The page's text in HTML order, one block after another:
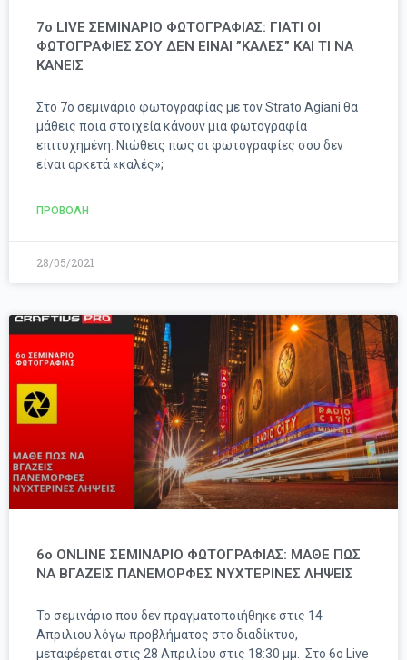
7ο LIVE ΣΕΜΙΝΑΡΙΟ ΦΩΤΟΓΡΑΦΙΑΣ: ΓΙΑΤΙ ΟΙ
ΦΩΤΟΓΡΑΦΙΕΣ ΣΟΥ ΔΕΝ ΕΙΝΑΙ ”ΚΑΛΕΣ” ΚΑΙ ΤΙ ΝΑ
ΚΑΝΕΙΣ
Στο 7ο σεμινάριο φωτογραφίας με τον Strato Agiani θα
μάθεις ποια στοιχεία κάνουν μια φωτογραφία
επιτυχημένη. Νιώθεις πως οι φωτογραφίες σου δεν
είναι αρκετά «καλές»;
ΠΡΟΒΟΛΗ
28/05/2021
6o ONLINE ΣΕΜΙΝΑΡΙΟ ΦΩΤΟΓΡΑΦΙΑΣ: ΜΑΘΕ ΠΩΣ
ΝΑ ΒΓΑΖΕΙΣ ΠΑΝΕΜΟΡΦΕΣ ΝΥΧΤΕΡΙΝΕΣ ΛΗΨΕΙΣ
Το σεμινάριο που δεν πραγματοποιήθηκε στις 14
Απριλιου λόγω προβλήματος στο διαδίκτυο,
μεταφέρεται στις 28 Απριλίου στις 18:30 μμ. Στο 6ο Live